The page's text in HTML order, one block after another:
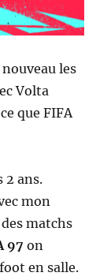
les
Volta
que FIFA
2 ans.
mon
matchs
97 on
en salle.